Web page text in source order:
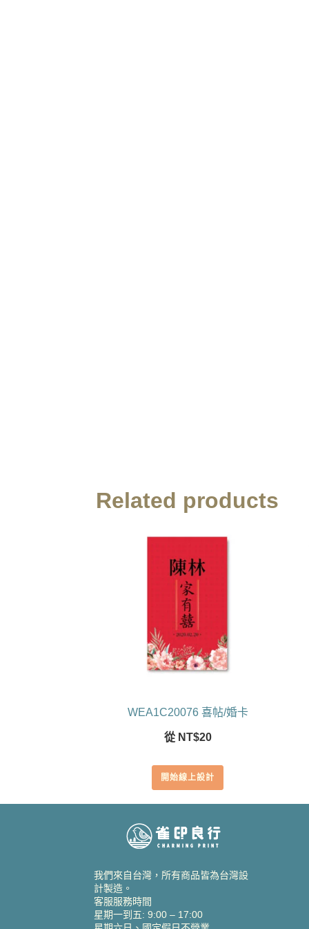
Related products
WEA1C20076 喜帖/婚卡
從 NT$20
開始線上設計
我們來自台灣，所有商品皆為台灣設
計製造。
客服服務時間
星期一到五: 9:00 – 17:00